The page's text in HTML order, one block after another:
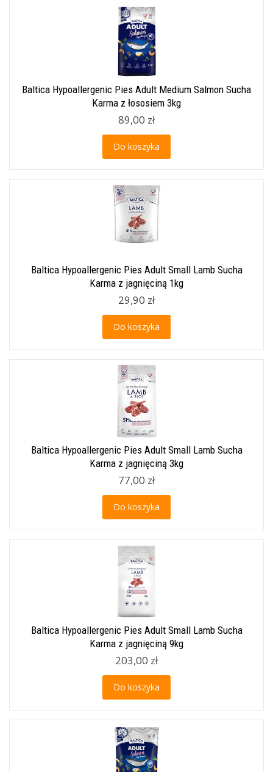
Baltica Hypoallergenic Pies Adult Medium Salmon Sucha
Karma z łososiem 3kg
89,00 zł
Do koszyka
Baltica Hypoallergenic Pies Adult Small Lamb Sucha
Karma z jagnięciną 1kg
29,90 zł
Do koszyka
Baltica Hypoallergenic Pies Adult Small Lamb Sucha
Karma z jagnięciną 3kg
77,00 zł
Do koszyka
Baltica Hypoallergenic Pies Adult Small Lamb Sucha
Karma z jagnięciną 9kg
203,00 zł
Do koszyka